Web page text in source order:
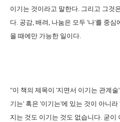
이기는 것이라고 말한다. 그리고 그것
다. 공감, 배려, 나눔은 모두 '나'를 중심
을 때에만 가능한 일이다.
"이 책의 제목이 '지면서 이기는 관계
기는' 혹은 '이기는'에 있는 것이 아니
지는 것도 이기는 것도 없습니다. 굳이